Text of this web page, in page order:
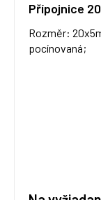
Přípojnice
Rozměr:
pocínovaná;